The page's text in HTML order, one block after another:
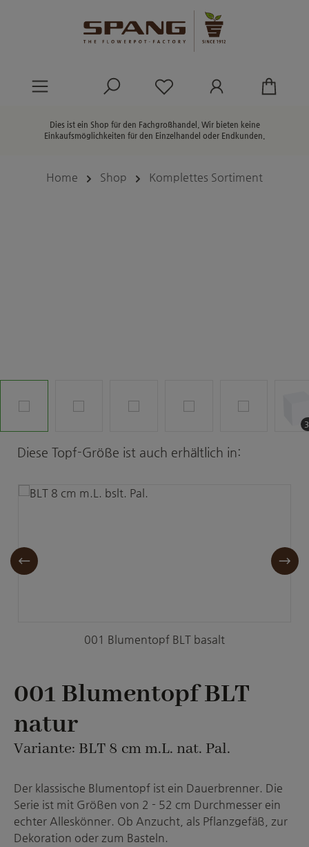
Du hast 0 Produkte
Dies ist ein Shop für den Fachgroßhandel. Wir bieten keine
Einkaufsmöglichkeiten für den Einzelhandel oder Endkunden.
Home Shop Komplettes Sortiment
Produktgalerie überspringen
Diese Topf-Größe ist auch erhältlich in:
001 Blumentopf BLT basalt
001 Blumentopf BLT
natur
Variante: BLT 8 cm m.L. nat. Pal.
Der klassische Blumentopf ist ein Dauerbrenner. Die
Serie ist mit Größen von 2 - 52 cm Durchmesser ein
echter Alleskönner. Ob Anzucht, als Pflanzgefäß, zur
Dekoration oder zum Basteln.